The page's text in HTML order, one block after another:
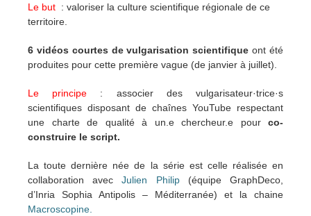
Le but : valoriser la culture scientifique régionale de ce
territoire.
6 vidéos courtes de vulgarisation scientifique ont été
produites pour cette première vague (de janvier à juillet).
Le principe : associer des vulgarisateur·trice·s
scientifiques disposant de chaînes YouTube respectant
une charte de qualité à un.e chercheur.e pour co-
construire le script.
La toute dernière née de la série est celle réalisée en
collaboration avecJulien Philip(équipe GraphDeco,
d’Inria Sophia Antipolis – Méditerranée) et la chaine
Macroscopine.